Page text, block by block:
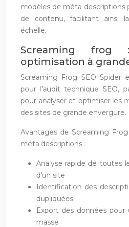
modèles de méta descriptions
de contenu, facilitant ainsi
échelle.
Screaming
optimisation à
Screaming Frog SEO Spider
pour l’audit technique SEO,
pour analyser et optimiser les
des sites de grande envergure.
Avantages de Screaming
méta descriptions :
Analyse rapide de toutes
d’un site
Identification des
dupliquées
Export des données
masse